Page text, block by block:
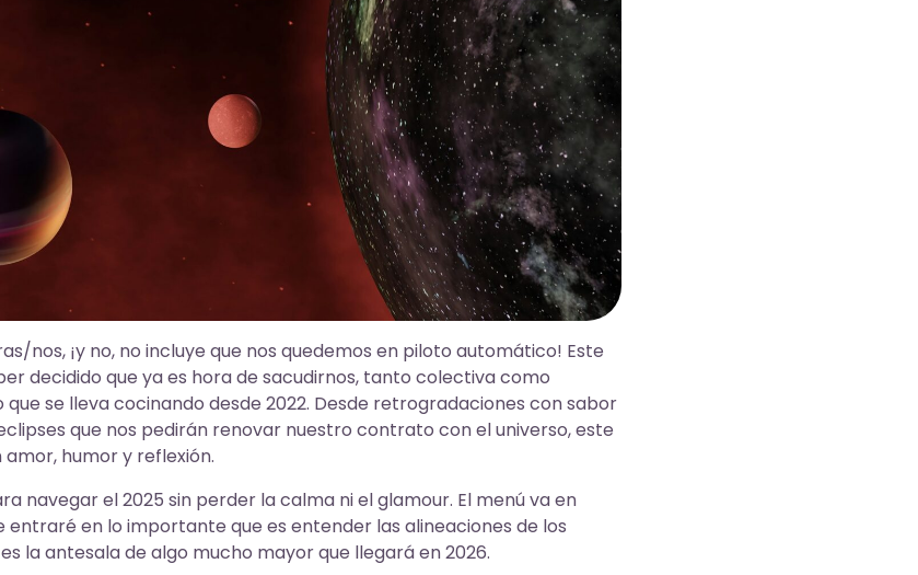
nos, ¡y no, no incluye que nos quedemos en piloto automático! Este
decidido que ya es hora de sacudirnos, tanto colectiva como
se lleva cocinando desde 2022. Desde retrogradaciones con sabor
que nos pedirán renovar nuestro contrato con el universo, este
humor y reflexión.
navegar el 2025 sin perder la calma ni el glamour. El menú va en
en lo importante que es entender las alineaciones de los
la antesala de algo mucho mayor que llegará en 2026.